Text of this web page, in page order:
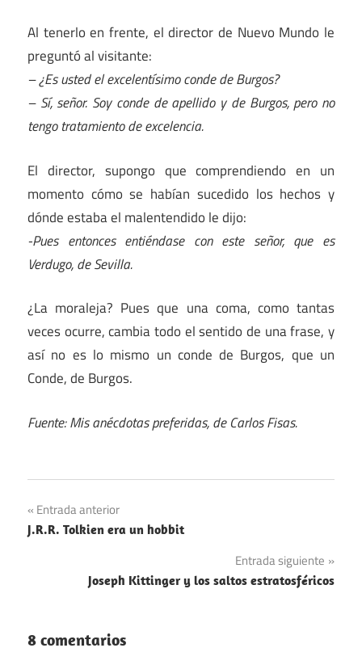
Al tenerlo en frente, el director de Nuevo Mundo le
preguntó al visitante:
– ¿Es usted el excelentísimo conde de Burgos?
– Sí, señor. Soy conde de apellido y de Burgos, pero no
tengo tratamiento de excelencia.
El director, supongo que comprendiendo en un
momento cómo se habían sucedido los hechos y
dónde estaba el malentendido le dijo:
-Pues entonces entiéndase con este señor, que es
Verdugo, de Sevilla.
¿La moraleja? Pues que una coma, como tantas
veces ocurre, cambia todo el sentido de una frase, y
así no es lo mismo un conde de Burgos, que un
Conde, de Burgos.
Fuente: Mis anécdotas preferidas, de Carlos Fisas.
Navegación
de
entradas
Entrada anterior
J.R.R. Tolkien era un hobbit
Entrada siguiente
Joseph Kittinger y los saltos estratosféricos
8 comentarios